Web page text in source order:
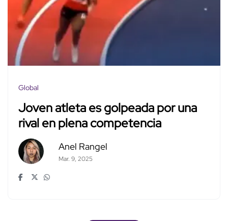
Global
Joven atleta es golpeada por una
rival en plena competencia
Anel Rangel
Mar. 9, 2025